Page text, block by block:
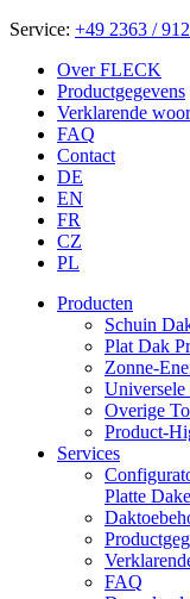
Service: +49 2363 /
Over FLECK
Productgegevens
Verklarende
FAQ
Contact
DE
EN
FR
CZ
PL
Producten
Schuin
Plat Dak
Zonne-
Universele
Overige
Product-
Services
Platte
FAQ